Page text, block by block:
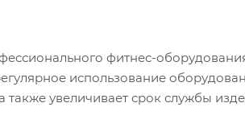
фитнес-
использование
также увеличивает срок службы